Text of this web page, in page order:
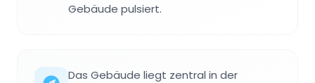
Gebäude pulsiert.
Das Gebäude liegt zentral in der